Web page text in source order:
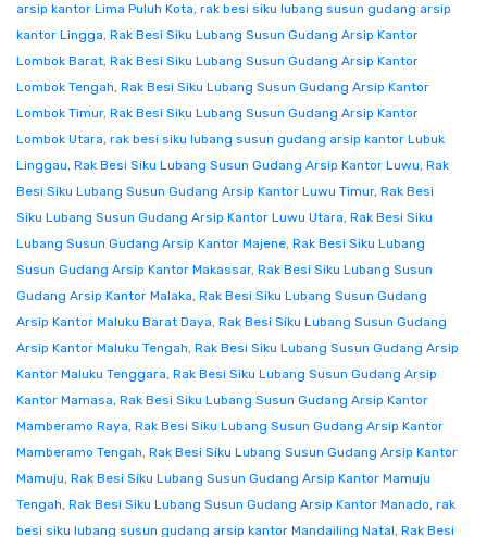
arsip kantor Lima Puluh Kota, rak besi siku lubang susun gudang arsip
kantor Lingga, Rak Besi Siku Lubang Susun Gudang Arsip Kantor
Lombok Barat, Rak Besi Siku Lubang Susun Gudang Arsip Kantor
Lombok Tengah, Rak Besi Siku Lubang Susun Gudang Arsip Kantor
Lombok Timur, Rak Besi Siku Lubang Susun Gudang Arsip Kantor
Lombok Utara, rak besi siku lubang susun gudang arsip kantor Lubuk
Linggau, Rak Besi Siku Lubang Susun Gudang Arsip Kantor Luwu, Rak
Besi Siku Lubang Susun Gudang Arsip Kantor Luwu Timur, Rak Besi
Siku Lubang Susun Gudang Arsip Kantor Luwu Utara, Rak Besi Siku
Lubang Susun Gudang Arsip Kantor Majene, Rak Besi Siku Lubang
Susun Gudang Arsip Kantor Makassar, Rak Besi Siku Lubang Susun
Gudang Arsip Kantor Malaka, Rak Besi Siku Lubang Susun Gudang
Arsip Kantor Maluku Barat Daya, Rak Besi Siku Lubang Susun Gudang
Arsip Kantor Maluku Tengah, Rak Besi Siku Lubang Susun Gudang Arsip
Kantor Maluku Tenggara, Rak Besi Siku Lubang Susun Gudang Arsip
Kantor Mamasa, Rak Besi Siku Lubang Susun Gudang Arsip Kantor
Mamberamo Raya, Rak Besi Siku Lubang Susun Gudang Arsip Kantor
Mamberamo Tengah, Rak Besi Siku Lubang Susun Gudang Arsip Kantor
Mamuju, Rak Besi Siku Lubang Susun Gudang Arsip Kantor Mamuju
Tengah, Rak Besi Siku Lubang Susun Gudang Arsip Kantor Manado, rak
besi siku lubang susun gudang arsip kantor Mandailing Natal, Rak Besi